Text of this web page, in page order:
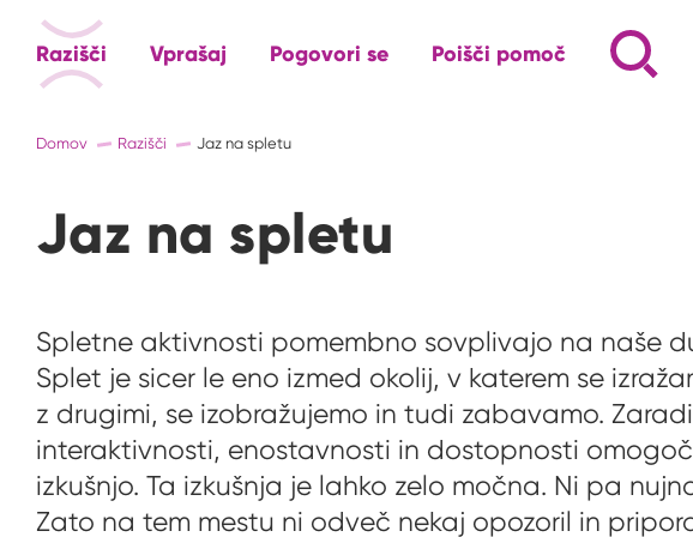
Razišči Vprašaj Pogovori se Poišči pomoč
Iskalnik
Napiši,
S
Domov Razišči Jaz na spletu
Jaz na spletu
Spletne aktivnosti pomembno sovplivajo na naše
Splet je sicer le eno izmed okolij, v katerem se
z drugimi, se izobražujemo in tudi zabavamo.
interaktivnosti, enostavnosti in dostopnosti
izkušnjo. Ta izkušnja je lahko zelo močna. Ni pa
Zato na tem mestu ni odveč nekaj opozoril in